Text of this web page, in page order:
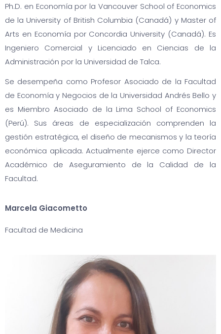
Ph.D. en Economía por la Vancouver School of Economics
de la University of British Columbia (Canadá) y Master of
Arts en Economía por Concordia University (Canadá). Es
Ingeniero Comercial y Licenciado en Ciencias de la
Administración por la Universidad de Talca.
Se desempeña como Profesor Asociado de la Facultad
de Economía y Negocios de la Universidad Andrés Bello y
es Miembro Asociado de la Lima School of Economics
(Perú). Sus áreas de especialización comprenden la
gestión estratégica, el diseño de mecanismos y la teoría
económica aplicada. Actualmente ejerce como Director
Académico de Aseguramiento de la Calidad de la
Facultad.
Marcela Giacometto
Facultad de Medicina